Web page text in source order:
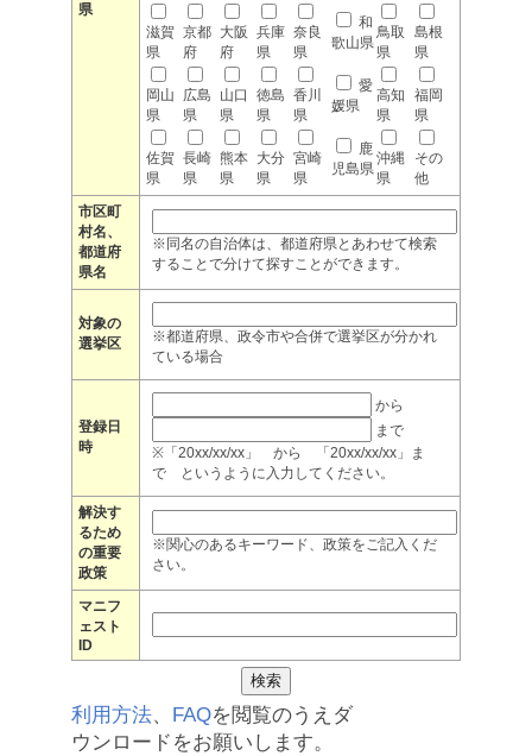
県
滋賀
県
京都
府
大阪
府
兵庫
県
奈良
県
和
歌山県
鳥取
県
島根
県
岡山
県
広島
県
山口
県
徳島
県
香川
県
愛
媛県
高知
県
福岡
県
佐賀
県
長崎
県
熊本
県
大分
県
宮崎
県
鹿
児島県
沖縄
県
その
他
市区町
村名、
都道府
県名
※同名の自治体は、都道府県とあわせて検索
することで分けて探すことができます。
対象の
選挙区
※都道府県、政令市や合併で選挙区が分かれ
ている場合
登録日
時
から
まで
※「20xx/xx/xx」 から 「20xx/xx/xx」ま
で というように入力してください。
解決す
るため
の重要
政策
※関心のあるキーワード、政策をご記入くだ
さい。
マニフ
ェスト
ID
利用方法、 FAQを閲覧のうえダ
ウンロードをお願いします。